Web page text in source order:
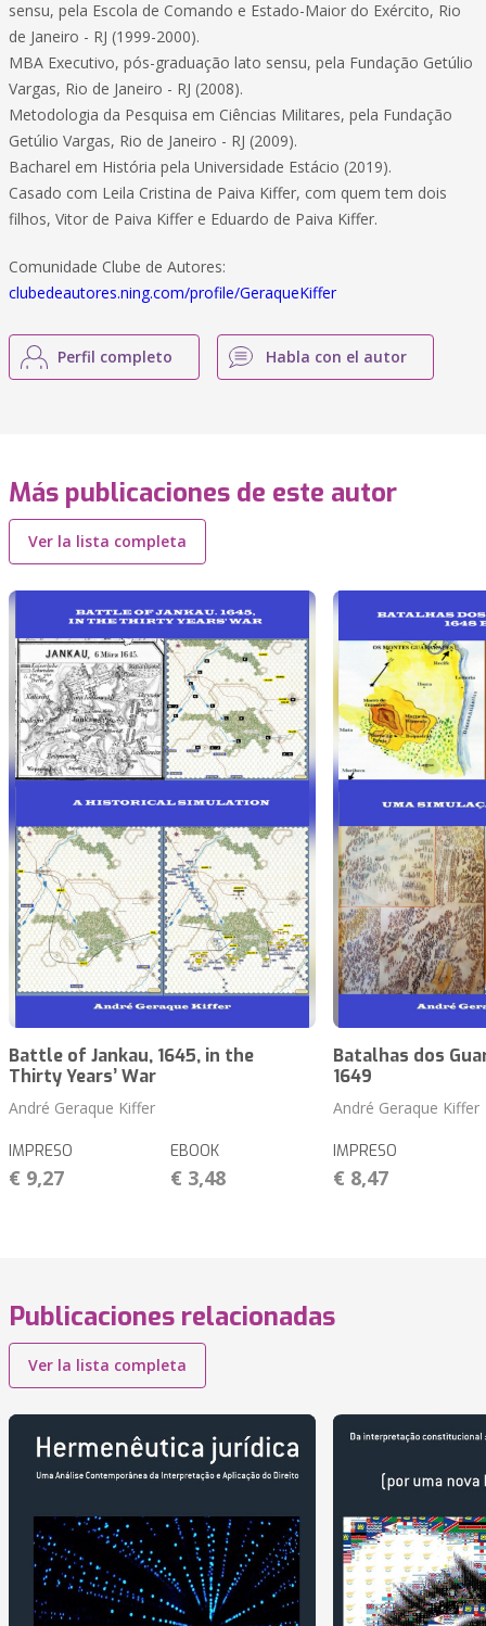
sensu, pela Escola de Comando e Estado-Maior do Exército, Rio
de Janeiro - RJ (1999-2000).
MBA Executivo, pós-graduação lato sensu, pela Fundação Getúlio
Vargas, Rio de Janeiro - RJ (2008).
Metodologia da Pesquisa em Ciências Militares, pela Fundação
Getúlio Vargas, Rio de Janeiro - RJ (2009).
Bacharel em História pela Universidade Estácio (2019).
Casado com Leila Cristina de Paiva Kiffer, com quem tem dois
filhos, Vitor de Paiva Kiffer e Eduardo de Paiva Kiffer.
Comunidade Clube de Autores:
clubedeautores.ning.com/profile/GeraqueKiffer
Perfil completo Habla con el autor
Más publicaciones de este autor
Ver la lista completa
Battle of Jankau, 1645, in the
Thirty Years’ War
André Geraque Kiffer
IMPRESO
€ 9,27
EBOOK
€ 3,48
Batalhas dos
1649
André Geraque Kiffer
IMPRESO
€ 8,47
Publicaciones relacionadas
Ver la lista completa